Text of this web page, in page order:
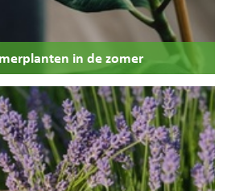
in de zomer